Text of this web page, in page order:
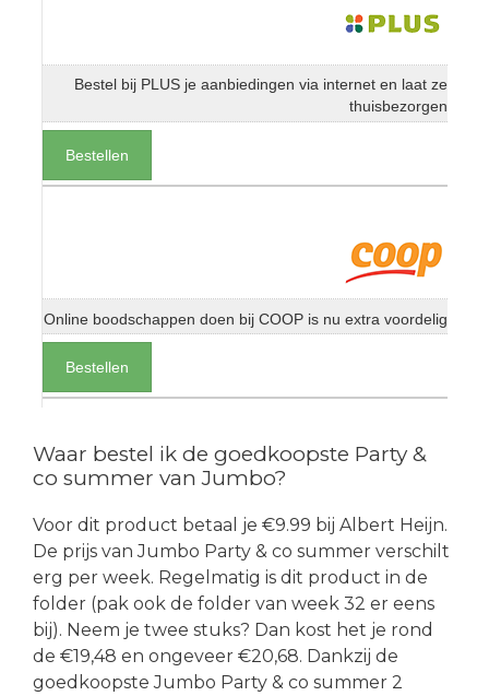
Bestel bij PLUS je aanbiedingen via internet en laat ze
thuisbezorgen
Bestellen
Online boodschappen doen bij COOP is nu extra voordelig
Bestellen
Waar bestel ik de goedkoopste Party &
co summer van Jumbo?
Voor dit product betaal je €9.99 bij Albert Heijn.
De prijs van Jumbo Party & co summer verschilt
erg per week. Regelmatig is dit product in de
folder (pak ook de folder van week 32 er eens
bij). Neem je twee stuks? Dan kost het je rond
de €19,48 en ongeveer €20,68. Dankzij de
goedkoopste Jumbo Party & co summer 2